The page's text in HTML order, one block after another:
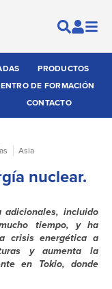
PRODUCTOS
DE FORMACIÓN
CONTACTO
Asia
nuclear.
incluido
tiempo, y ha
crisis energética a
y aumenta la
en Tokio, donde